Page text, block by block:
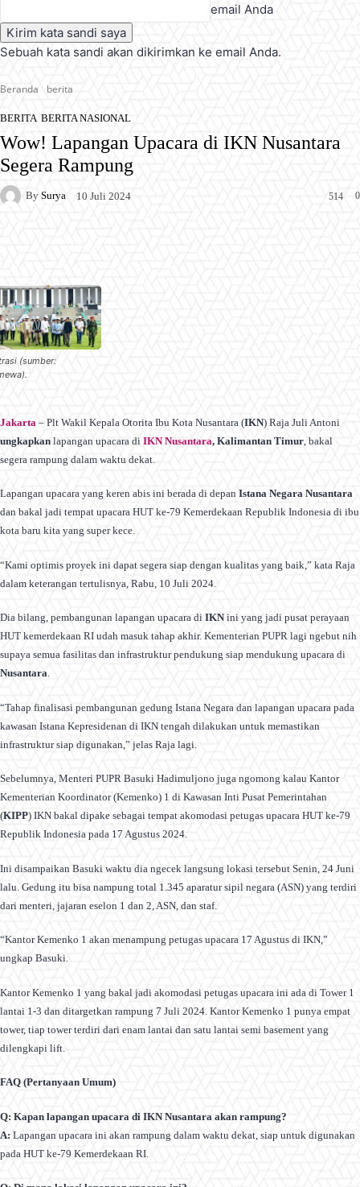
email Anda
Sebuah kata sandi akan dikirimkan ke email Anda.
Beranda berita
BERITA BERITA NASIONAL
Wow! Lapangan Upacara di IKN Nusantara
Segera Rampung
By Surya 10 Juli 2024 0
514
(sumber:
Jakarta – Plt Wakil Kepala Otorita Ibu Kota Nusantara (IKN) Raja Juli Antoni
ungkapkan lapangan upacara di IKN Nusantara, Kalimantan Timur , bakal
segera rampung dalam waktu dekat.
Lapangan upacara yang keren abis ini berada di depan Istana Negara Nusantara
dan bakal jadi tempat upacara HUT ke-79 Kemerdekaan Republik Indonesia di ibu
kota baru kita yang super kece.
“Kami optimis proyek ini dapat segera siap dengan kualitas yang baik,” kata Raja
dalam keterangan tertulisnya, Rabu, 10 Juli 2024.
Dia bilang, pembangunan lapangan upacara di IKN ini yang jadi pusat perayaan
HUT kemerdekaan RI udah masuk tahap akhir. Kementerian PUPR lagi ngebut nih
supaya semua fasilitas dan infrastruktur pendukung siap mendukung upacara di
Nusantara.
“Tahap finalisasi pembangunan gedung Istana Negara dan lapangan upacara pada
kawasan Istana Kepresidenan di IKN tengah dilakukan untuk memastikan
infrastruktur siap digunakan,” jelas Raja lagi.
Sebelumnya, Menteri PUPR Basuki Hadimuljono juga ngomong kalau Kantor
Kementerian Koordinator (Kemenko) 1 di Kawasan Inti Pusat Pemerintahan
(KIPP) IKN bakal dipake sebagai tempat akomodasi petugas upacara HUT ke-79
Republik Indonesia pada 17 Agustus 2024.
Ini disampaikan Basuki waktu dia ngecek langsung lokasi tersebut Senin, 24 Juni
lalu. Gedung itu bisa nampung total 1.345 aparatur sipil negara (ASN) yang terdiri
dari menteri, jajaran eselon 1 dan 2, ASN, dan staf.
“Kantor Kemenko 1 akan menampung petugas upacara 17 Agustus di IKN,”
ungkap Basuki.
Kantor Kemenko 1 yang bakal jadi akomodasi petugas upacara ini ada di Tower 1
lantai 1-3 dan ditargetkan rampung 7 Juli 2024. Kantor Kemenko 1 punya empat
tower, tiap tower terdiri dari enam lantai dan satu lantai semi basement yang
dilengkapi lift.
FAQ (Pertanyaan Umum)
Q: Kapan lapangan upacara di IKN Nusantara akan rampung?
A: Lapangan upacara ini akan rampung dalam waktu dekat, siap untuk digunakan
pada HUT ke-79 Kemerdekaan RI.